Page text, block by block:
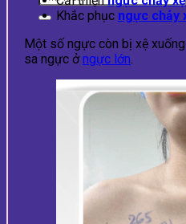
Khắc phục ngực chảy
Một số ngực còn bị xệ
sa ngực ởngực lớn